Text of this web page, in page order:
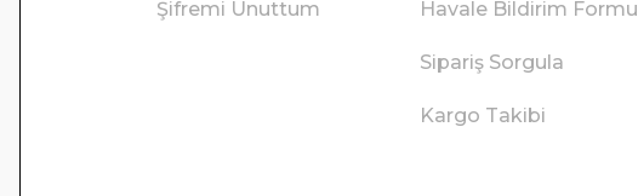
Şifremi Unuttum Havale Bildirim Formu
Sipariş Sorgula
Kargo Takibi